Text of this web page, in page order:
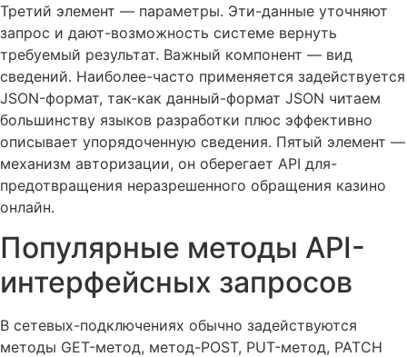
Третий элемент — параметры. Эти-данные уточняют
запрос и дают-возможность системе вернуть
требуемый результат. Важный компонент — вид
сведений. Наиболее-часто применяется задействуется
JSON-формат, так-как данный-формат JSON читаем
большинству языков разработки плюс эффективно
описывает упорядоченную сведения. Пятый элемент —
механизм авторизации, он оберегает API для-
предотвращения неразрешенного обращения казино
онлайн.
Популярные методы API-
интерфейсных запросов
В сетевых-подключениях обычно задействуются
методы GET-метод, метод-POST, PUT-метод, PATCH